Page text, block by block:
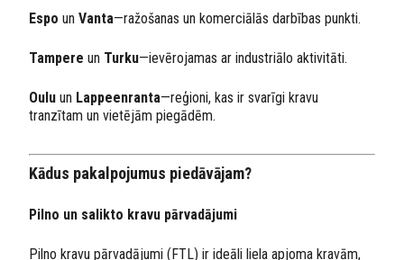
Espo un Vanta—ražošanas un komerciālās darbības punkti.
Tampere un Turku—ievērojamas ar industriālo aktivitāti.
Oulu un Lappeenranta—reģioni, kas ir svarīgi kravu
tranzītam un vietējām piegādēm.
Kādus pakalpojumus piedāvājam?
Pilno un salikto kravu pārvadājumi
Pilno kravu pārvadājumi (FTL) ir ideāli liela apjoma kravām,